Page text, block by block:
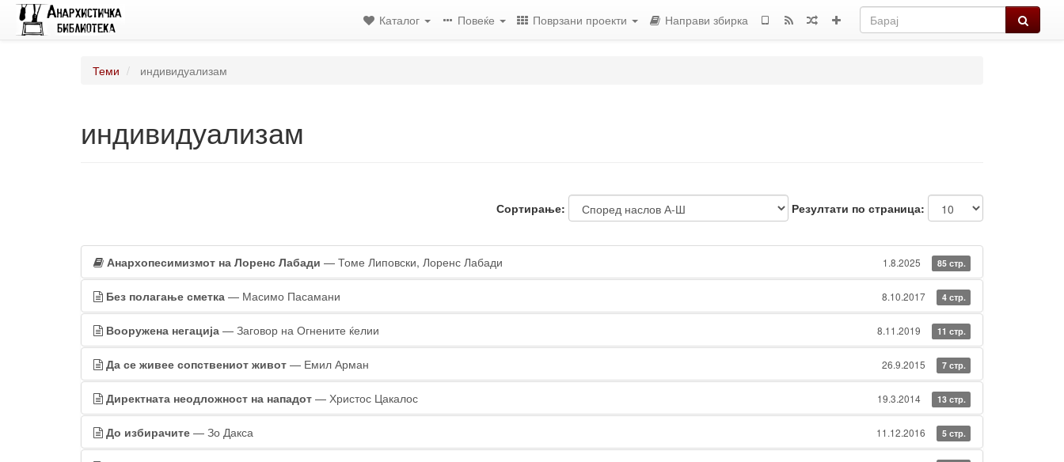
Барај
Каталог Повеќе Поврзани проекти Направи збирка
Теми индивидуализам
индивидуализам
Сортирање: Резултати по страница:
Анархопесимизмот на Лоренс Лабади — Томе Липовски, Лоренс Лабади 1.8.2025 85 стр.
Без полагање сметка — Масимо Пасамани 8.10.2017 4 стр.
Вооружена негација — Заговор на Огнените ќелии 8.11.2019 11 стр.
Да се живее сопствениот живот — Емил Арман 26.9.2015 7 стр.
Директната неодложност на нападот — Христос Цакалос 19.3.2014 13 стр.
До избирачите — Зо Дакса 11.12.2016 5 стр.